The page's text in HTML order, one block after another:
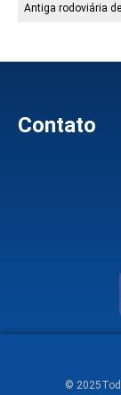
Antiga rodoviária
Contato
©